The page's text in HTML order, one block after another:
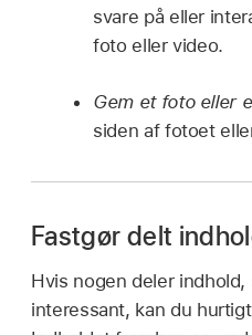
svare på eller
foto eller video.
Gem et foto eller
siden af fotoet
Fastgør delt
Hvis nogen deler
interessant, kan du